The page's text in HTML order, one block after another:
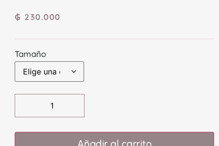
₲ 230.000
Tamaño
Añadir al carrito